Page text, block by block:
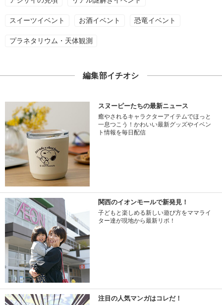
スイーツイベント お酒イベント 恐竜イベント
プラネタリウム・天体観測
編集部イチオシ
スヌーピーたちの最新ニュース
癒やされるキャラクターアイテムでほっと
一息つこう！かわいい最新グッズやイベン
ト情報を毎日配信
関西のイオンモールで新発見！
子どもと楽しめる新しい遊び方をママライ
ター達が現地から最新リポ！
注目の人気マンガはコレだ！